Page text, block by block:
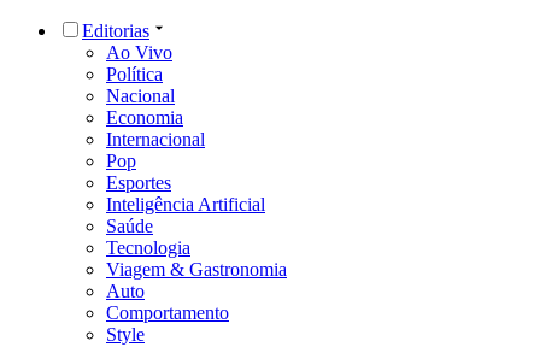
Editorias
Ao Vivo
Política
Nacional
Economia
Internacional
Pop
Esportes
Inteligência Artificial
Saúde
Tecnologia
Viagem & Gastronomia
Auto
Comportamento
Style